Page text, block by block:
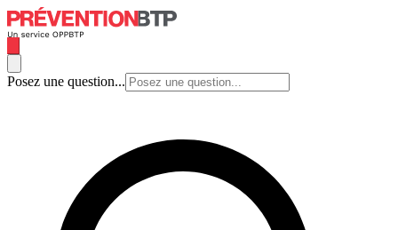
Posez une question...